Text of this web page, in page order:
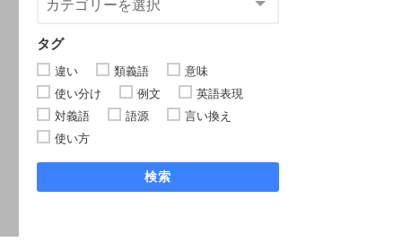
タグ
違い 類義語
意味
使い分け
例文
英語表現
対義語
語源
言い換え
使い方
検索